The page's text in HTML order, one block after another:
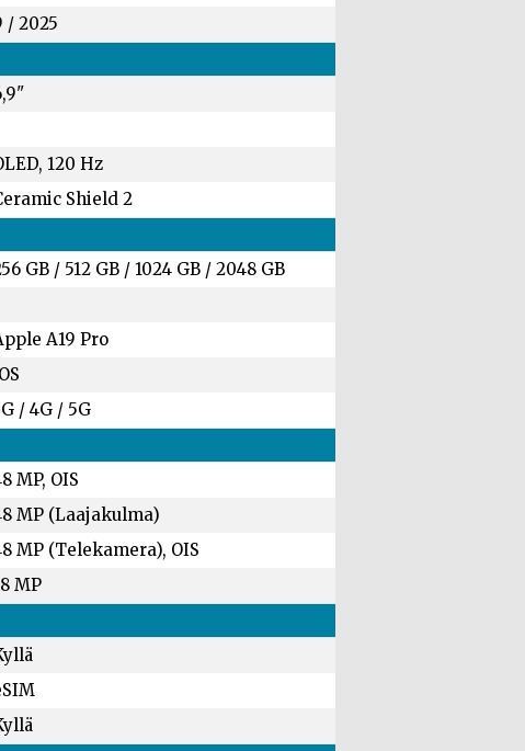
/ 2025
120 Hz
Shield 2
GB/ 512 GB/ 1024 GB/ 2048 GB
A19 Pro
/ 4G / 5G
MP, OIS
MP (Laajakulma)
MP (Telekamera), OIS
MP